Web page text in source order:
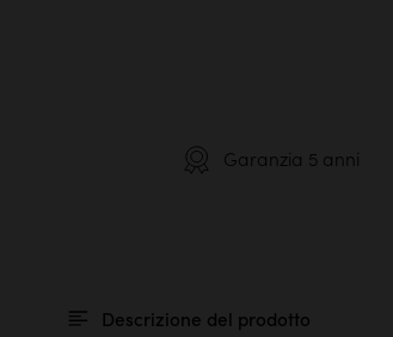
Garanzia 5 anni
Descrizione del prodotto